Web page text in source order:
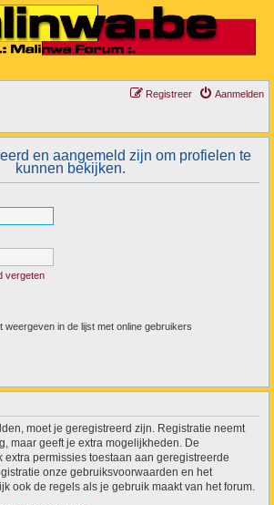
Aanmelden
Registreer
en aangemeld zijn om profielen te
kunnen bekijken.
vergeten
weergeven in de lijst met online gebruikers
moet je geregistreerd zijn. Registratie neemt
maar geeft je extra mogelijkheden. De
extra permissies toestaan aan geregistreerde
onze gebruiksvoorwaarden en het
ook de regels als je gebruik maakt van het forum.